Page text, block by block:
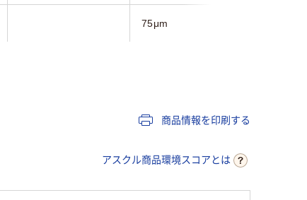
75μm
商品情報を印刷する
アスクル商品環境スコアとは